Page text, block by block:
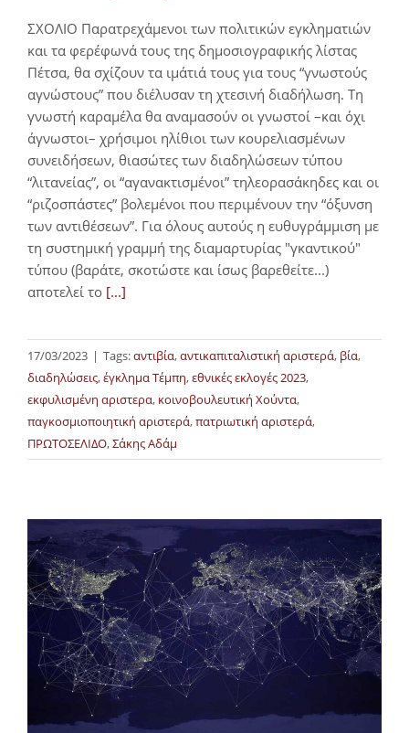
ΣΧΟΛΙΟ Παρατρεχάμενοι των πολιτικών εγκληματιών
και τα φερέφωνά τους της δημοσιογραφικής λίστας
Πέτσα, θα σχίζουν τα ιμάτιά τους για τους “γνωστούς
αγνώστους” που διέλυσαν τη χτεσινή διαδήλωση. Τη
γνωστή καραμέλα θα αναμασούν οι γνωστοί –και όχι
άγνωστοι– χρήσιμοι ηλίθιοι των κουρελιασμένων
συνειδήσεων, θιασώτες των διαδηλώσεων τύπου
“λιτανείας”, οι “αγανακτισμένοι” τηλεορασάκηδες και οι
“ριζοσπάστες” βολεμένοι που περιμένουν την “όξυνση
των αντιθέσεων”. Για όλους αυτούς η ευθυγράμμιση με
τη συστημική γραμμή της διαμαρτυρίας "γκαντικού"
τύπου (βαράτε, σκοτώστε και ίσως βαρεθείτε...)
αποτελεί το [...]
17/03/2023 | Tags:αντιβία,αντικαπιταλιστική αριστερά, βία,
διαδηλώσεις,έγκλημα Τέμπη,εθνικές εκλογές 2023,
εκφυλισμένη αριστερα, κοινοβουλευτική Χούντα,
παγκοσμιοποιητική αριστερά,πατριωτική αριστερά,
ΠΡΩΤΟΣΕΛΙΔΟ,Σάκης Αδάμ